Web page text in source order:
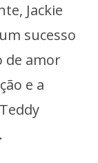
Jackie
sucesso
de amor
e a